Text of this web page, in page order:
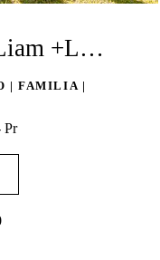
Rejane + Marco + Liam +Livia + Fabily
| FAMILIA |
Pr